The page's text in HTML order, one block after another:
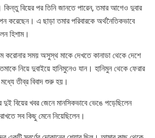
কিন্তু বিয়ের পর তিনি জানতে পারেন, তমার আগেও দুবার
করেছেন। এ ছাড়া তমার পরিবারকে অর্থনৈতিকভাবে
হিশাম।
করোনার সময় অসুস্থ মাকে দেখতে কানাডা থেকে দেশে
নিয়ে দুবাইয়ে হানিমুনেও যান। হানিমুন থেকে ফেরার
মধ্যে তীব্র বিবাদ শুরু হয়।
দুই বিয়ের খবর জেনে মানসিকভাবে ভেঙে পড়েছিলেন
সব কিছু মেনে নিয়েছিলেন।